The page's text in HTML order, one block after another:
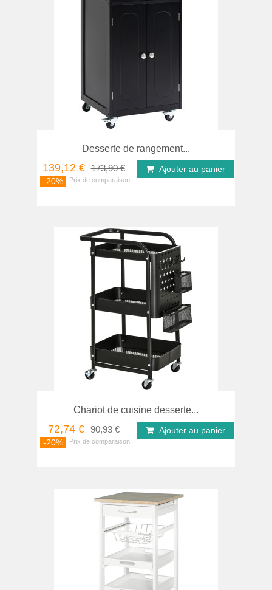
Desserte de rangement...
139,12 € 173,90 €
-20%
Ajouter au panier
Chariot de cuisine desserte...
72,74 € 90,93 €
-20%
Ajouter au panier